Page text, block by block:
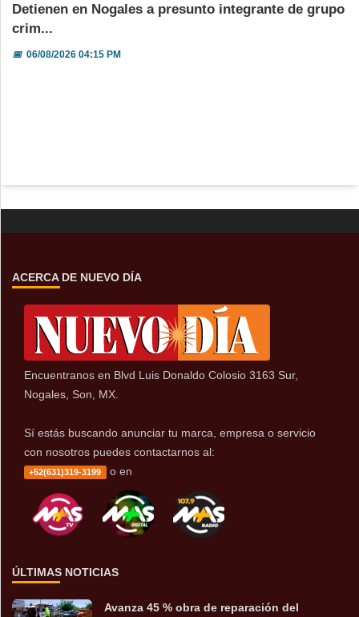
Detienen en Nogales a presunto integrante de grupo
crim...
📅06/08/2026 04:15 PM
ACERCA DE NUEVO DÍA
Encuentranos en Blvd Luis Donaldo Colosio 3163 Sur,
Nogales, Son, MX.
Sí estás buscando anunciar tu marca, empresa o servicio
con nosotros puedes contactarnos al:
+52(631)319-3199 o en
ÚLTIMAS NOTICIAS
Avanza 45 % obra de reparación del